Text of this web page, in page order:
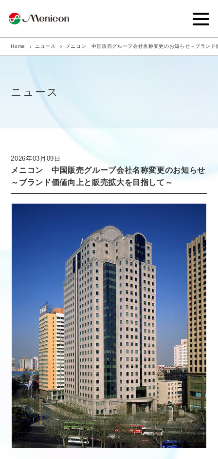
企業情報
商品サイト
ニュース
採用情報
GLOBAL
Home ニュース メニコン 中国販売グループ会社名称変更のお知らせ～ブランド
ニュース
2026年03月09日
メニコン 中国販売グループ会社名称変更のお知らせ
～ブランド価値向上と販売拡大を目指して～